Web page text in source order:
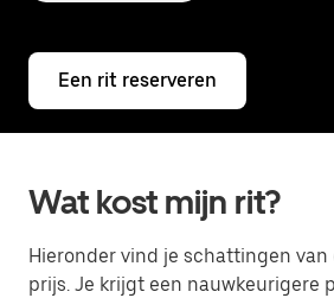
Een rit reserveren
Wat kost mijn rit?
Hieronder vind je schattingen
prijs. Je krijgt een nauwkeurigere